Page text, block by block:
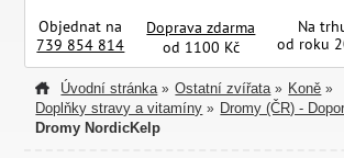
Objednat na
739 854 814
Doprava zdarma
od 1100 Kč
Na
od roku
Úvodní stránka » Ostatní zvířata » Koně »
Doplňky stravy a vitamíny » Dromy (ČR) -
Dromy NordicKelp